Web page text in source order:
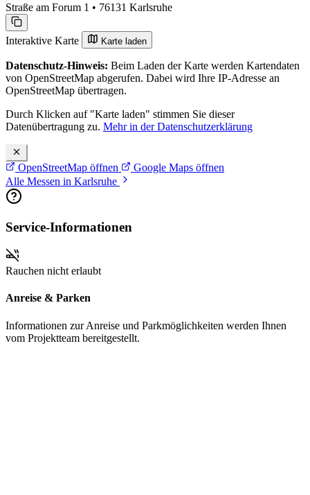
Straße am Forum 1 • 76131 Karlsruhe
Interaktive Karte Karte laden
Datenschutz-Hinweis: Beim Laden der Karte werden Kartendaten
von OpenStreetMap abgerufen. Dabei wird Ihre IP-Adresse an
OpenStreetMap übertragen.
Durch Klicken auf "Karte laden" stimmen Sie dieser
Datenübertragung zu. Mehr in der Datenschutzerklärung
OpenStreetMap öffnen
Google Maps öffnen
Alle Messen in Karlsruhe
Service-Informationen
Rauchen nicht erlaubt
Anreise & Parken
Informationen zur Anreise und Parkmöglichkeiten werden Ihnen
vom Projektteam bereitgestellt.